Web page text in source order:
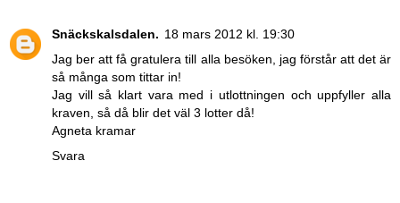
Snäckskalsdalen. 18 mars 2012 kl. 19:30
Jag ber att få gratulera till alla besöken, jag förstår att det är
så många som tittar in!
Jag vill så klart vara med i utlottningen och uppfyller alla
kraven, så då blir det väl 3 lotter då!
Agneta kramar
Svara